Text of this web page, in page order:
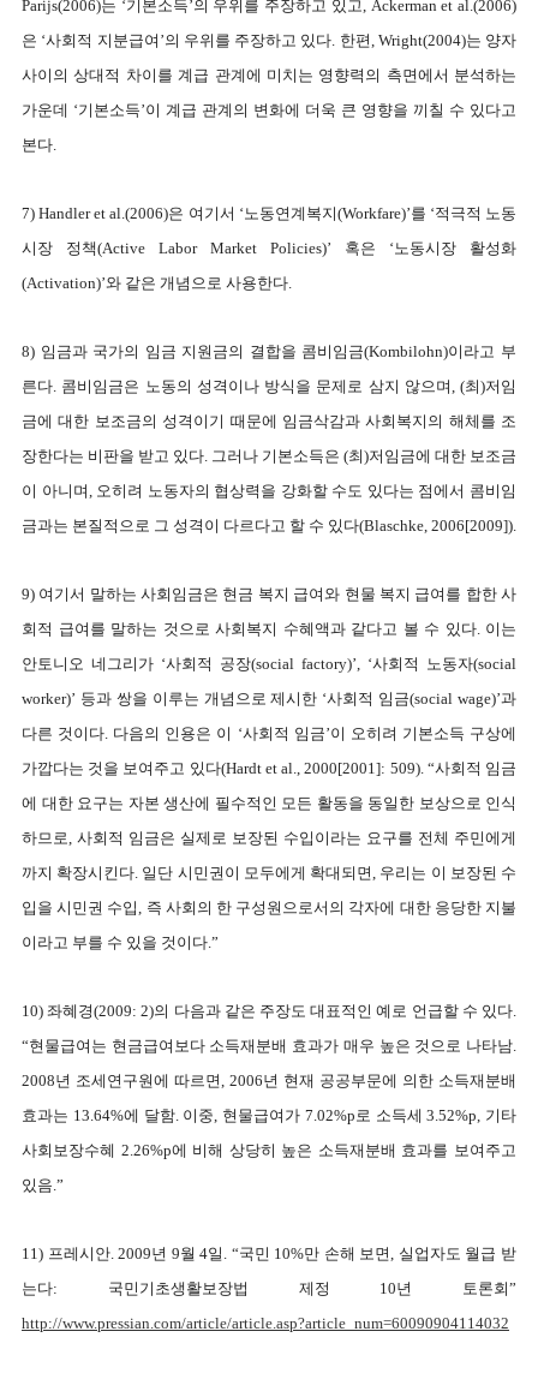
Parijs(2006)는 ‘기본소득’의 우위를 주장하고 있고, Ackerman et al.(2006)
은 ‘사회적 지분급여’의 우위를 주장하고 있다. 한편, Wright(2004)는 양자
사이의 상대적 차이를 계급 관계에 미치는 영향력의 측면에서 분석하는
가운데 ‘기본소득’이 계급 관계의 변화에 더욱 큰 영향을 끼칠 수 있다고
본다.
7) Handler et al.(2006)은 여기서 ‘노동연계복지(Workfare)’를 ‘적극적 노동
시장 정책(Active Labor Market Policies)’ 혹은 ‘노동시장 활성화
(Activation)’와 같은 개념으로 사용한다.
8) 임금과 국가의 임금 지원금의 결합을 콤비임금(Kombilohn)이라고 부
른다. 콤비임금은 노동의 성격이나 방식을 문제로 삼지 않으며, (최)저임
금에 대한 보조금의 성격이기 때문에 임금삭감과 사회복지의 해체를 조
장한다는 비판을 받고 있다. 그러나 기본소득은 (최)저임금에 대한 보조금
이 아니며, 오히려 노동자의 협상력을 강화할 수도 있다는 점에서 콤비임
금과는 본질적으로 그 성격이 다르다고 할 수 있다(Blaschke, 2006[2009]).
9) 여기서 말하는 사회임금은 현금 복지 급여와 현물 복지 급여를 합한 사
회적 급여를 말하는 것으로 사회복지 수혜액과 같다고 볼 수 있다. 이는
안토니오 네그리가 ‘사회적 공장(social factory)’, ‘사회적 노동자(social
worker)’ 등과 쌍을 이루는 개념으로 제시한 ‘사회적 임금(social wage)’과
다른 것이다. 다음의 인용은 이 ‘사회적 임금’이 오히려 기본소득 구상에
가깝다는 것을 보여주고 있다(Hardt et al., 2000[2001]: 509). “사회적 임금
에 대한 요구는 자본 생산에 필수적인 모든 활동을 동일한 보상으로 인식
하므로, 사회적 임금은 실제로 보장된 수입이라는 요구를 전체 주민에게
까지 확장시킨다. 일단 시민권이 모두에게 확대되면, 우리는 이 보장된 수
입을 시민권 수입, 즉 사회의 한 구성원으로서의 각자에 대한 응당한 지불
이라고 부를 수 있을 것이다.”
10) 좌혜경(2009: 2)의 다음과 같은 주장도 대표적인 예로 언급할 수 있다.
“현물급여는 현금급여보다 소득재분배 효과가 매우 높은 것으로 나타남.
2008년 조세연구원에 따르면, 2006년 현재 공공부문에 의한 소득재분배
효과는 13.64%에 달함. 이중, 현물급여가 7.02%p로 소득세 3.52%p, 기타
사회보장수혜 2.26%p에 비해 상당히 높은 소득재분배 효과를 보여주고
있음.”
11) 프레시안. 2009년 9월 4일. “국민 10%만 손해 보면, 실업자도 월급 받
는다: 국민기초생활보장법 제정 10년 토론회”
http://www.pressian.com/article/article.asp?article_num=60090904114032